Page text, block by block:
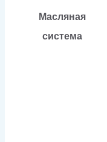
Масляная
система